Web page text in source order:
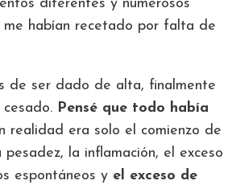
diferentes y numerosos
me habían recetado por falta de
de ser dado de alta, finalmente
Pensé que todo había
realidad era solo el comienzo de
pesadez, la inflamación, el exceso
espontáneos y el exceso de